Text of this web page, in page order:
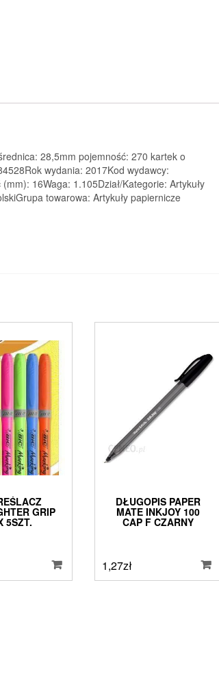
28,5mm pojemność: 270 kartek o
wydania: 2017Kod wydawcy:
16Waga: 1.105Dział/Kategorie: Artykuły
towarowa: Artykuły papiernicze
GRIP
5SZT.
DŁUGOPIS PAPER
MATE INKJOY 100
CAP F CZARNY
1,27zł